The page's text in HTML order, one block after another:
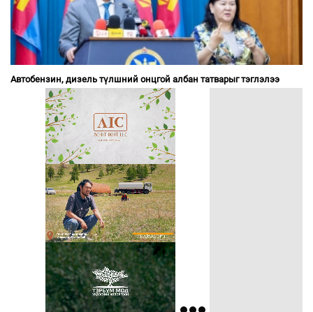
Автобензин, дизель түлшний онцгой албан татварыг тэглэлээ